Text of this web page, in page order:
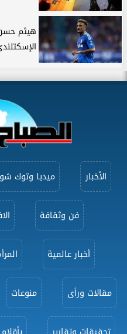
هيثم
الأخبار ميديا وتوك شو
فن وثقافة
أخبار عالمية
مقالات ورأى منوعات